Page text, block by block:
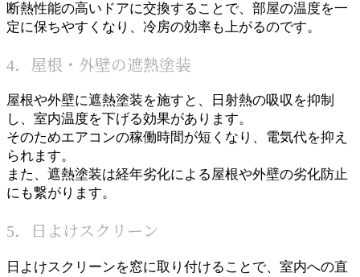
断熱性能の高いドアに交換することで、部屋の温度を一
定に保ちやすくなり、冷房の効率も上がるのです。
4．屋根・外壁の遮熱塗装
屋根や外壁に遮熱塗装を施すと、日射熱の吸収を抑制
し、室内温度を下げる効果があります。
そのためエアコンの稼働時間が短くなり、電気代を抑え
られます。
また、遮熱塗装は経年劣化による屋根や外壁の劣化防止
にも繋がります。
5．日よけスクリーン
日よけスクリーンを窓に取り付けることで、室内への直